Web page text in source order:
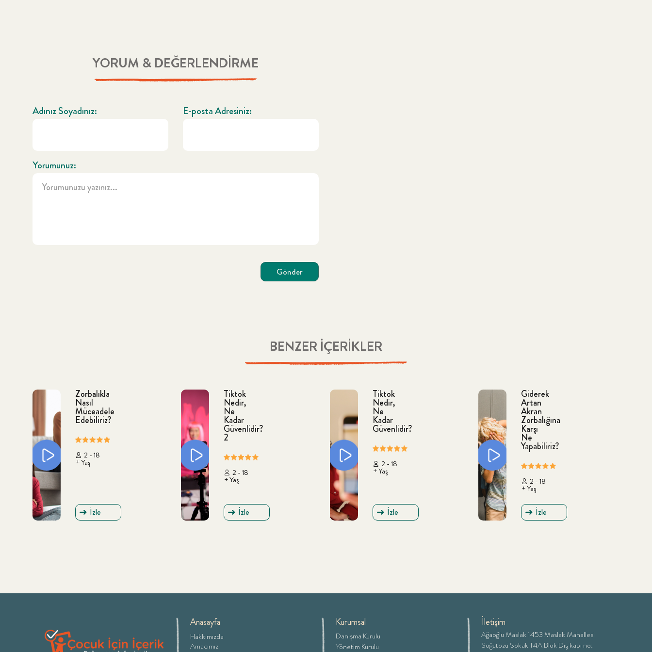
YORUM & DEĞERLENDİRME
Adınız Soyadınız: E-posta Adresiniz:
Yorumunuz:
Gönder
BENZER İÇERİKLER
Zorbalıkla
Nasıl
Müceadele
Edebiliriz?
2 - 18
+ Yaş
İzle
Tiktok
Nedir,
Ne
Kadar
Güvenlidir?
2
2 - 18
+ Yaş
İzle
Tiktok
Nedir,
Ne
Kadar
Güvenlidir?
2 - 18
+ Yaş
İzle
Giderek
Artan
Akran
Zorbalığına
Karşı
Ne
Yapabiliriz?
2 - 18
+ Yaş
İzle
Anasayfa
Hakkımızda
Amacımız
Kurumsal
Danışma Kurulu
Yönetim Kurulu
İletişim
Ağaoğlu Maslak 1453 Maslak Mahallesi
Söğütözü Sokak T4A Blok Dış kapı no:
Çocuğunuz için uygun olabilecek içerikleri bulun